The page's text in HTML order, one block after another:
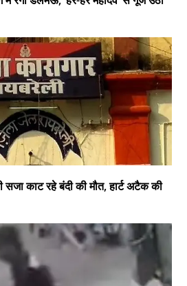
काट रहे बंदी की मौत, हार्ट अटैक की